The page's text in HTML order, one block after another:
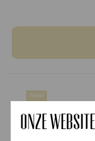
New!
Onze